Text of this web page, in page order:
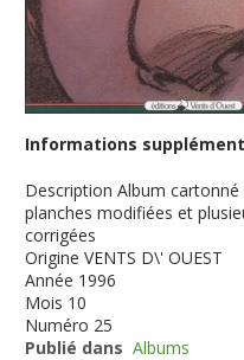
Informations
Description Album
planches modifiées et
corrigées
Origine VENTS D\' OUEST
Année 1996
Mois 10
Numéro 25
Publié dans Albums